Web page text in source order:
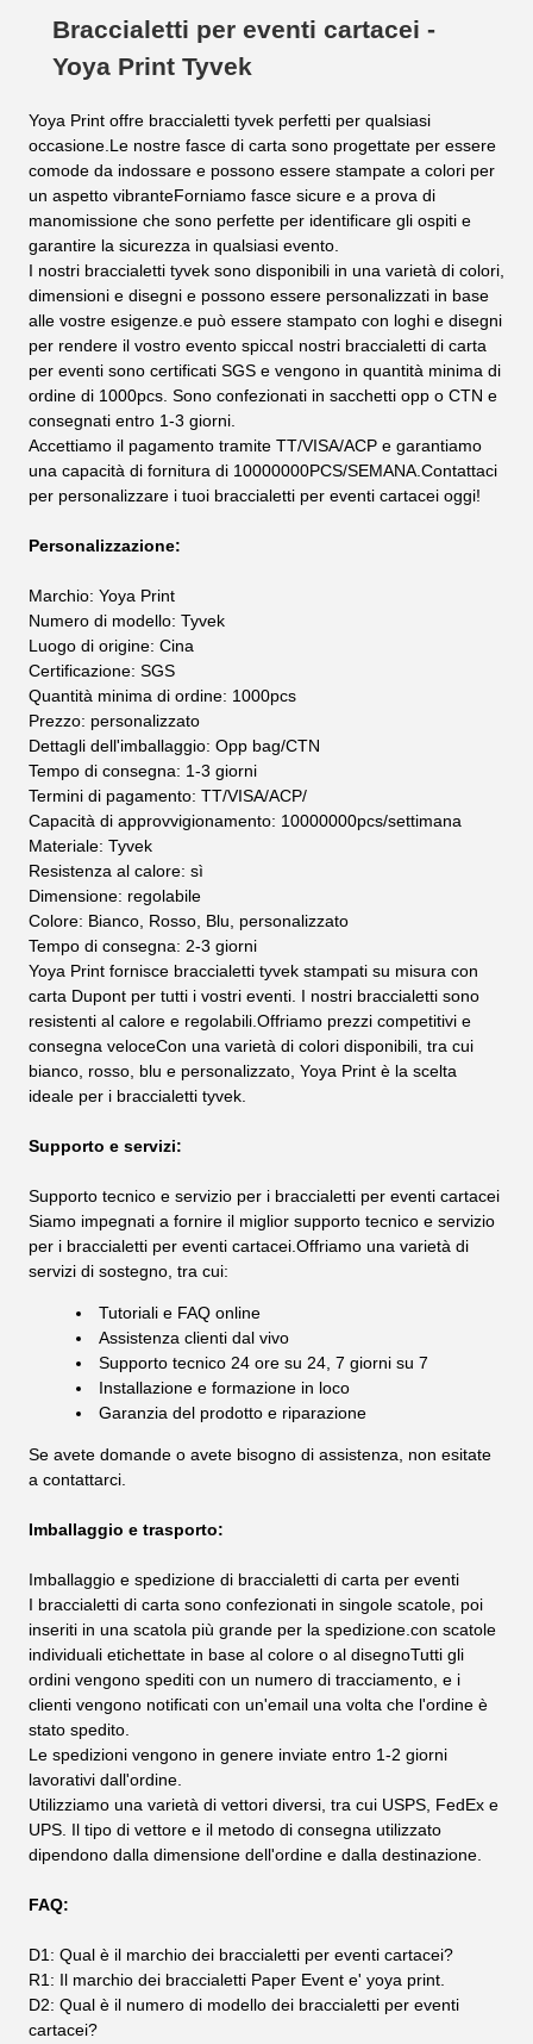
Braccialetti per eventi cartacei -
Yoya Print Tyvek
Yoya Print offre braccialetti tyvek perfetti per qualsiasi
occasione.Le nostre fasce di carta sono progettate per essere
comode da indossare e possono essere stampate a colori per
un aspetto vibranteForniamo fasce sicure e a prova di
manomissione che sono perfette per identificare gli ospiti e
garantire la sicurezza in qualsiasi evento.
I nostri braccialetti tyvek sono disponibili in una varietà di colori,
dimensioni e disegni e possono essere personalizzati in base
alle vostre esigenze.e può essere stampato con loghi e disegni
per rendere il vostro evento spiccaI nostri braccialetti di carta
per eventi sono certificati SGS e vengono in quantità minima di
ordine di 1000pcs. Sono confezionati in sacchetti opp o CTN e
consegnati entro 1-3 giorni.
Accettiamo il pagamento tramite TT/VISA/ACP e garantiamo
una capacità di fornitura di 10000000PCS/SEMANA.Contattaci
per personalizzare i tuoi braccialetti per eventi cartacei oggi!
Personalizzazione:
Marchio: Yoya Print
Numero di modello: Tyvek
Luogo di origine: Cina
Certificazione: SGS
Quantità minima di ordine: 1000pcs
Prezzo: personalizzato
Dettagli dell'imballaggio: Opp bag/CTN
Tempo di consegna: 1-3 giorni
Termini di pagamento: TT/VISA/ACP/
Capacità di approvvigionamento: 10000000pcs/settimana
Materiale: Tyvek
Resistenza al calore: sì
Dimensione: regolabile
Colore: Bianco, Rosso, Blu, personalizzato
Tempo di consegna: 2-3 giorni
Yoya Print fornisce braccialetti tyvek stampati su misura con
carta Dupont per tutti i vostri eventi. I nostri braccialetti sono
resistenti al calore e regolabili.Offriamo prezzi competitivi e
consegna veloceCon una varietà di colori disponibili, tra cui
bianco, rosso, blu e personalizzato, Yoya Print è la scelta
ideale per i braccialetti tyvek.
Supporto e servizi:
Supporto tecnico e servizio per i braccialetti per eventi cartacei
Siamo impegnati a fornire il miglior supporto tecnico e servizio
per i braccialetti per eventi cartacei.Offriamo una varietà di
servizi di sostegno, tra cui:
Tutoriali e FAQ online
Assistenza clienti dal vivo
Supporto tecnico 24 ore su 24, 7 giorni su 7
Installazione e formazione in loco
Garanzia del prodotto e riparazione
Se avete domande o avete bisogno di assistenza, non esitate
a contattarci.
Imballaggio e trasporto:
Imballaggio e spedizione di braccialetti di carta per eventi
I braccialetti di carta sono confezionati in singole scatole, poi
inseriti in una scatola più grande per la spedizione.con scatole
individuali etichettate in base al colore o al disegnoTutti gli
ordini vengono spediti con un numero di tracciamento, e i
clienti vengono notificati con un'email una volta che l'ordine è
stato spedito.
Le spedizioni vengono in genere inviate entro 1-2 giorni
lavorativi dall'ordine.
Utilizziamo una varietà di vettori diversi, tra cui USPS, FedEx e
UPS. Il tipo di vettore e il metodo di consegna utilizzato
dipendono dalla dimensione dell'ordine e dalla destinazione.
FAQ:
D1: Qual è il marchio dei braccialetti per eventi cartacei?
R1: Il marchio dei braccialetti Paper Event e' yoya print.
D2: Qual è il numero di modello dei braccialetti per eventi
cartacei?